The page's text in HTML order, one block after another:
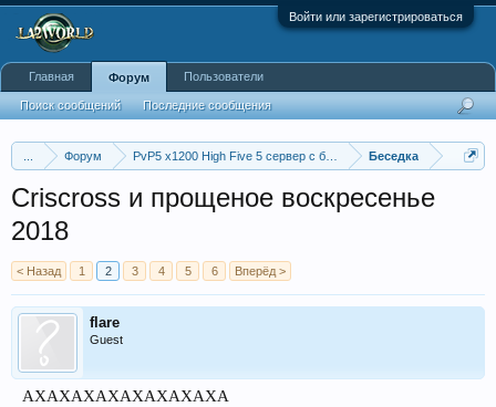
Войти или зарегистрироваться
Форум PvP5 x1200 High Five 5 сервер с баферомБеседка
Criscross и прощеное воскресенье
2018
< Назад 1 2 3 4 5 6 Вперёд >
flare
Guest
АХАХАХАХАХАХАХАХА
Главная Форум
Поиск сообщений Последние сообщения
Пользователи